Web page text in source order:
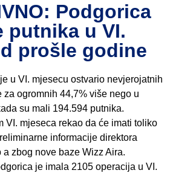
Podgorica
putnika u VI.
prošle godine
je u VI. mjesecu ostvario nevjerojatnih
za ogromnih 44,7% više nego u
su mali 194.594 putnika.
VI. mjeseca rekao da će imati toliko
informacije direktora
zbog nove baze Wizz Aira.
je imala 2105 operacija u VI.